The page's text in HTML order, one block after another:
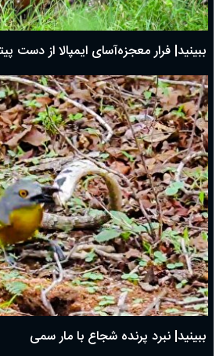
ببینید| فرار معجزه‌آسای ایمپالا از دست
ببینید| نبرد پرنده شجاع با مار سمی